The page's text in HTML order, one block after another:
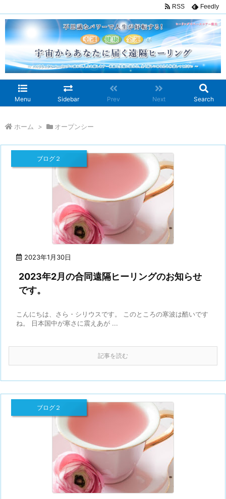
Menu Sidebar Prev Next Search
RSS Feedly
ホーム > オープンシー
2023年1月30日
ブログ２
2023年2月の合同遠隔ヒーリングのお知らせ
です。
こんにちは、さら・シリウスです。 このところの寒波は酷いです
ね。 日本国中が寒さに震えあが ...
記事を読む
ブログ２